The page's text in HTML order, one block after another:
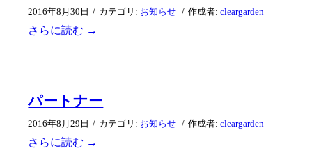
2016年8月30日 / カテゴリ: お知らせ / 作成者:cleargarden
さらに読む →
パートナー
2016年8月29日 / カテゴリ: お知らせ / 作成者:cleargarden
さらに読む →